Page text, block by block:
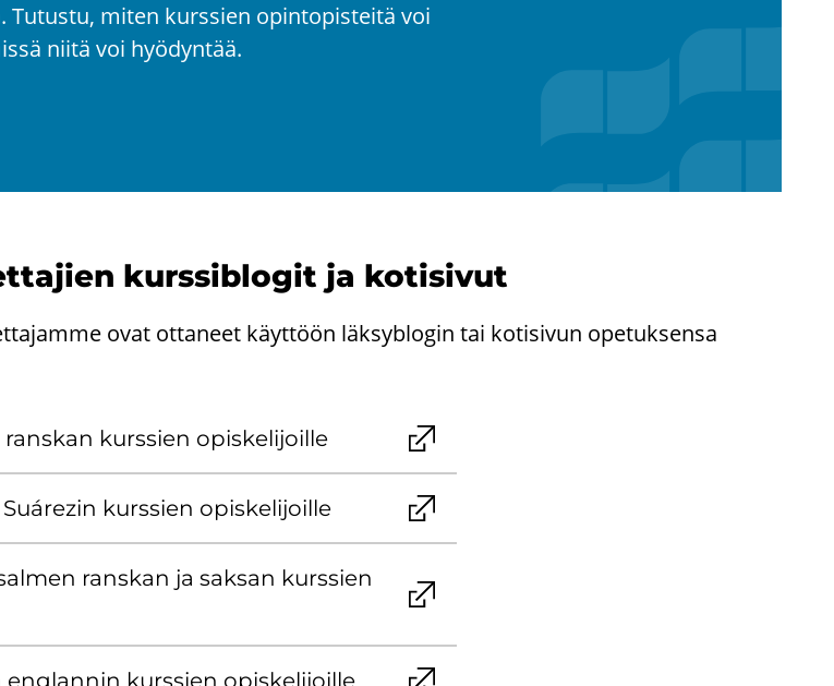
Tu­tus­tu, miten kurs­sien opin­to­pis­tei­tä voi
niitä voi hyö­dyn­tää.
kurs­si­blo­git ja ko­ti­si­vut
ovat ottaneet käyttöön läksyblogin tai kotisivun opetuksensa
kurs­sien opis­ke­li­joil­le
Suárezin kurs­sien opis­ke­li­joil­le
rans­kan ja sak­san kurs­sien
englan­nin kurs­sien opis­ke­li­joil­le